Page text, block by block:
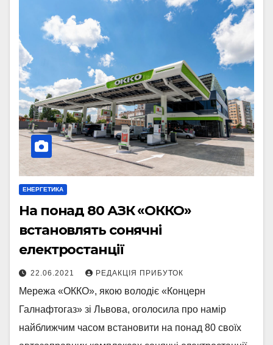
ЕНЕРГЕТИКА
На понад 80 АЗК «ОККО»
встановлять сонячні
електростанції
22.06.2021 РЕДАКЦІЯ ПРИБУТОК
Мережа «ОККО», якою володіє «Концерн
Галнафтогаз» зі Львова, оголосила про намір
найближчим часом встановити на понад 80 своїх